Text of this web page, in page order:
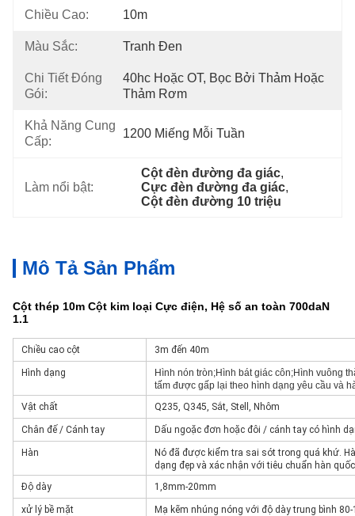
Chiều Cao: 10m
Màu Sắc: Tranh Đen
Chi Tiết Đóng
Gói:
40hc Hoặc OT, Bọc Bởi Thảm Hoặc
Thảm Rơm
Khả Năng Cung
Cấp:
1200 Miếng Mỗi Tuần
Làm nổi bật:
Cột đèn đường đa giác,
Cực đèn đường đa giác,
Cột đèn đường 10 triệu
Mô Tả Sản Phẩm
Cột thép 10m Cột kim loại Cực điện, Hệ số an toàn 700daN
1.1
Chiều cao cột 3m đến 40m
Hình dạng
Hình nón tròn;Hình bát giác côn;Hình vuông
tấm được gấp lại theo hình dạng yêu cầu và
Vật chất
Q235, Q345, Sắt, Stell, Nhôm
Chân đế / Cánh tay Dấu ngoặc đơn hoặc đôi / cánh tay có hình
Hàn
Nó đã được kiểm tra sai sót trong quá khứ.
dạng đẹp và xác nhận với tiêu chuẩn hàn
Độ dày
1,8mm-20mm
xử lý bề mặt
Mạ kẽm nhúng nóng với độ dày trung bình